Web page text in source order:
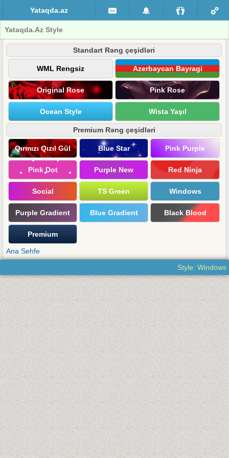
Yataqda.az
Yataqda.Az Style
Standart Rəng çeşidləri
WML Rengsiz Azerbaycan Bayragi
Original Rose Pink Rose
Ocean Style Wista Yaşıl
Premium Rəng çeşidləri
Qırmızı Qızıl Gül Blue Star Pink Purple
Pink Dot Purple New Red Ninja
Social TS Green Windows
Purple Gradient Blue Gradient Black Blood
Premium
Ana Sehfe
Style: Windows